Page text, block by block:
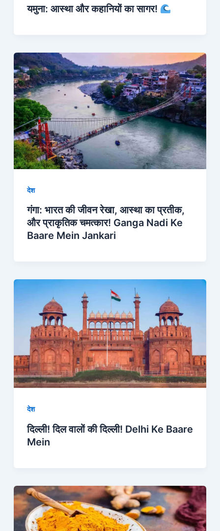
यमुना: आस्था और कहानियों का सागर!
देश
गंगा: भारत की जीवन रेखा, आस्था का प्रतीक,
और प्राकृतिक चमत्कार! Ganga Nadi Ke
Baare Mein Jankari
देश
दिल्ली! दिल वालों की दिल्ली! Delhi Ke Baare
Mein